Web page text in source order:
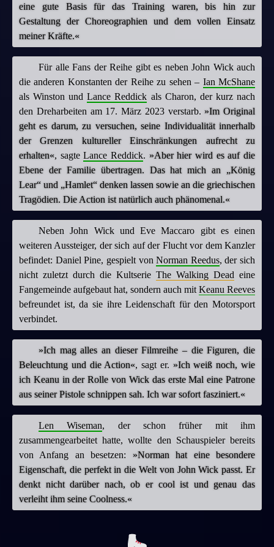
eine gute Basis für das Training waren, bis hin zur
Gestaltung der Choreographien und dem vollen Einsatz
meiner Kräfte.«
Für alle Fans der Reihe gibt es neben John Wick auch
die anderen Konstanten der Reihe zu sehen – Ian McShane
als Winston undLance Reddick als Charon, der kurz nach
den Dreharbeiten am 17. März 2023 verstarb.»Im Original
geht es darum, zu versuchen, seine Individualität innerhalb
der Grenzen kultureller Einschränkungen aufrecht zu
erhalten«, sagteLance Reddick. »Aber hier wird es auf die
Ebene der Familie übertragen. Das hat mich an „König
Lear“ und „Hamlet“ denken lassen sowie an die griechischen
Tragödien. Die Action ist natürlich auch phänomenal.«
Neben John Wick und Eve Maccaro gibt es einen
weiteren Aussteiger, der sich auf der Flucht vor dem Kanzler
befindet: Daniel Pine, gespielt vonNorman Reedus, der sich
nicht zuletzt durch die Kultserie The Walking Dead eine
Fangemeinde aufgebaut hat, sondern auch mit Keanu Reeves
befreundet ist, da sie ihre Leidenschaft für den Motorsport
verbindet.
»Ich mag alles an dieser Filmreihe – die Figuren, die
Beleuchtung und die Action«, sagt er. »Ich weiß noch, wie
ich Keanu in der Rolle von Wick das erste Mal eine Patrone
aus seiner Pistole schnippen sah. Ich war sofort fasziniert.«
Len Wiseman, der schon früher mit ihm
zusammengearbeitet hatte, wollte den Schauspieler bereits
von Anfang an besetzen: »Norman hat eine besondere
Eigenschaft, die perfekt in die Welt von John Wick passt. Er
denkt nicht darüber nach, ob er cool ist und genau das
verleiht ihm seine Coolness.«